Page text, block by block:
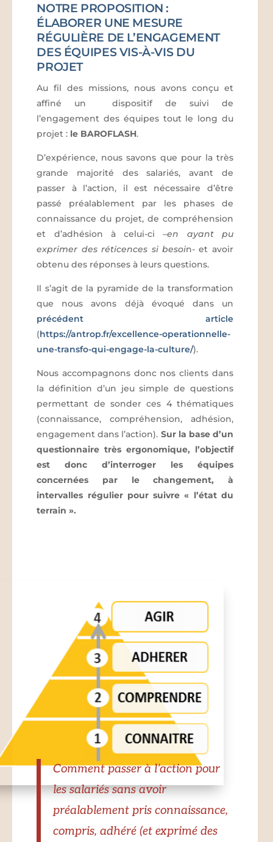
NOTRE PROPOSITION :
ÉLABORER UNE MESURE
RÉGULIÈRE DE L’ENGAGEMENT
DES ÉQUIPES VIS-À-VIS DU
PROJET
Au fil des missions, nous avons conçu et
affiné un dispositif de suivi de
l’engagement des équipes tout le long du
projet : le BAROFLASH.
D’expérience, nous savons que pour la très
grande majorité des salariés, avant de
passer à l’action, il est nécessaire d’être
passé préalablement par les phases de
connaissance du projet, de compréhension
et d’adhésion à celui-ci –en ayant pu
exprimer des réticences si besoin- et avoir
obtenu des réponses à leurs questions.
Il s’agit de la pyramide de la transformation
que nous avons déjà évoqué dans un
précédent article
(https://antrop.fr/excellence-operationnelle-
une-transfo-qui-engage-la-culture/).
Nous accompagnons donc nos clients dans
la définition d’un jeu simple de questions
permettant de sonder ces 4 thématiques
(connaissance, compréhension, adhésion,
engagement dans l’action). Sur la base d’un
questionnaire très ergonomique, l’objectif
est donc d’interroger les équipes
concernées par le changement, à
intervalles régulier pour suivre « l’état du
terrain ».
Comment passer à l’action pour
les salariés sans avoir
préalablement pris connaissance,
compris, adhéré (et exprimé des